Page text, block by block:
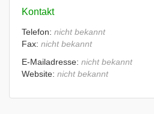
Kontakt
Telefon: nicht bekannt
Fax: nicht bekannt
E-Mailadresse: nicht bekannt
Website: nicht bekannt